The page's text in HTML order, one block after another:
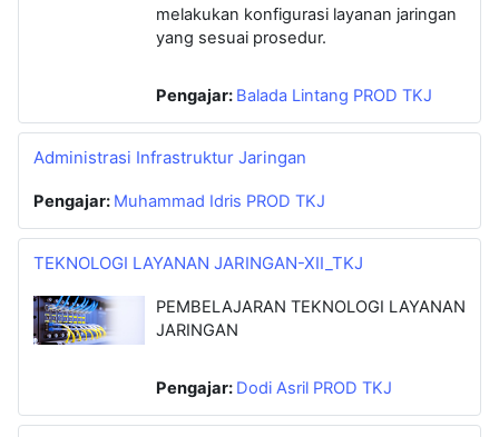
melakukan konfigurasi layanan jaringan
yang sesuai prosedur.
Pengajar: Balada Lintang PROD TKJ
Administrasi Infrastruktur Jaringan
Pengajar: Muhammad Idris PROD TKJ
TEKNOLOGI LAYANAN JARINGAN-XII_TKJ
PEMBELAJARAN TEKNOLOGI LAYANAN
JARINGAN
Pengajar: Dodi Asril PROD TKJ